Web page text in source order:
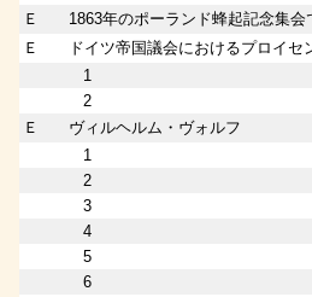
Ｅ
1863年のポーランド蜂起記念集会
Ｅ
ドイツ帝国議会におけるプロイセ
1
2
Ｅ
ヴィルヘルム・ヴォルフ
1
2
3
4
5
6